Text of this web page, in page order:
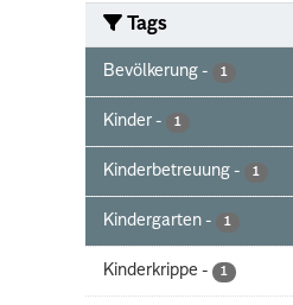
Tags
Bevölkerung - 1
Kinder - 1
Kinderbetreuung - 1
Kindergarten - 1
Kinderkrippe - 1